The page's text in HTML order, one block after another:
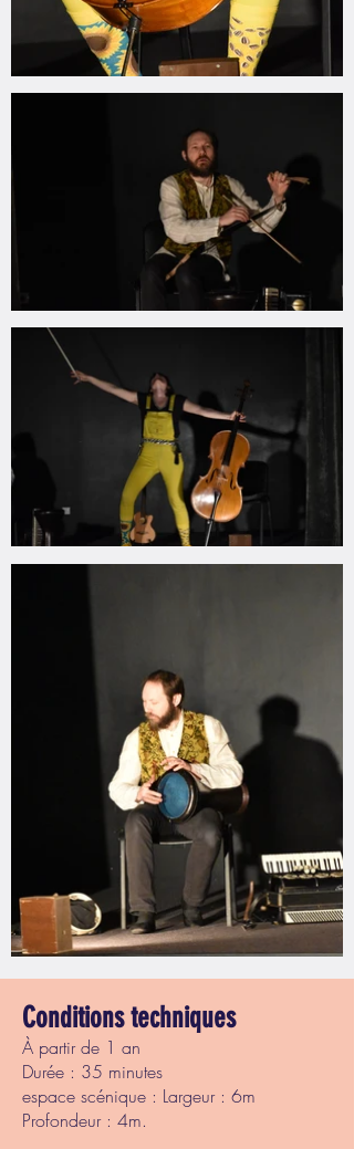
Conditions techniques
À partir de 1 an
Durée : 35 minutes
espace scénique : Largeur : 6m
Profondeur : 4m.